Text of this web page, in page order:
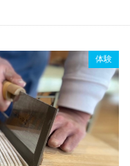
体験